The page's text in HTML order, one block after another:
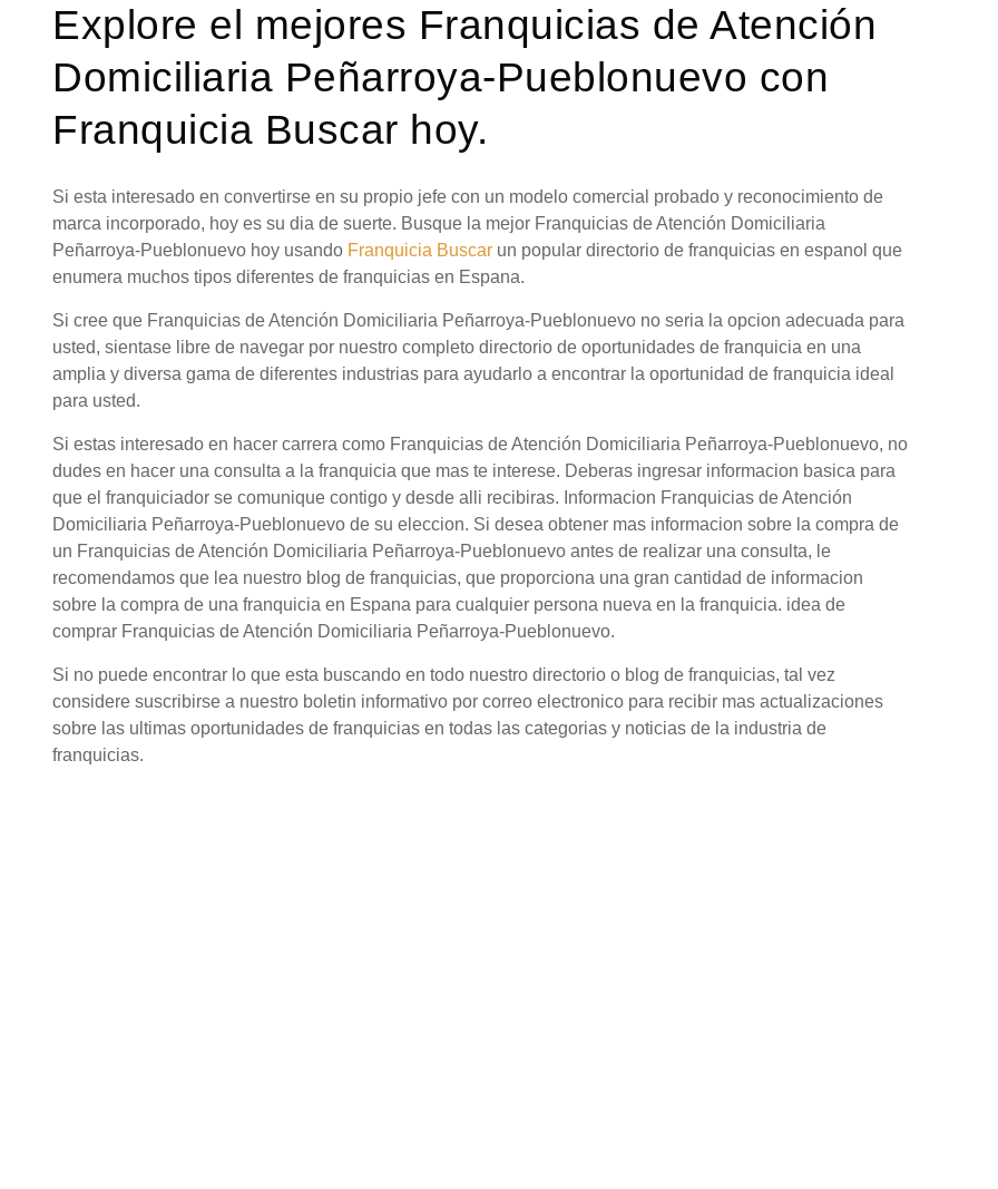
Explore el mejores Franquicias de Atención
Domiciliaria Peñarroya-Pueblonuevo con
Franquicia Buscar hoy.
Si esta interesado en convertirse en su propio jefe con un modelo comercial probado y reconocimiento de
marca incorporado, hoy es su dia de suerte. Busque la mejor Franquicias de Atención Domiciliaria
Peñarroya-Pueblonuevo hoy usando Franquicia Buscar un popular directorio de franquicias en espanol que
enumera muchos tipos diferentes de franquicias en Espana.
Si cree que Franquicias de Atención Domiciliaria Peñarroya-Pueblonuevo no seria la opcion adecuada para
usted, sientase libre de navegar por nuestro completo directorio de oportunidades de franquicia en una
amplia y diversa gama de diferentes industrias para ayudarlo a encontrar la oportunidad de franquicia ideal
para usted.
Si estas interesado en hacer carrera como Franquicias de Atención Domiciliaria Peñarroya-Pueblonuevo, no
dudes en hacer una consulta a la franquicia que mas te interese. Deberas ingresar informacion basica para
que el franquiciador se comunique contigo y desde alli recibiras. Informacion Franquicias de Atención
Domiciliaria Peñarroya-Pueblonuevo de su eleccion. Si desea obtener mas informacion sobre la compra de
un Franquicias de Atención Domiciliaria Peñarroya-Pueblonuevo antes de realizar una consulta, le
recomendamos que lea nuestro blog de franquicias, que proporciona una gran cantidad de informacion
sobre la compra de una franquicia en Espana para cualquier persona nueva en la franquicia. idea de
comprar Franquicias de Atención Domiciliaria Peñarroya-Pueblonuevo.
Si no puede encontrar lo que esta buscando en todo nuestro directorio o blog de franquicias, tal vez
considere suscribirse a nuestro boletin informativo por correo electronico para recibir mas actualizaciones
sobre las ultimas oportunidades de franquicias en todas las categorias y noticias de la industria de
franquicias.